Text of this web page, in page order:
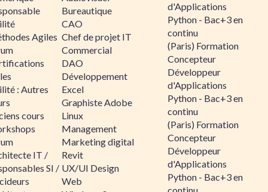
Agiles
: Autres
cours
IT /
SI /
Bureautique
CAO
Chef de projet IT
Commercial
DAO
Développement
Excel
Graphiste Adobe
Linux
Management
Marketing digital
Revit
UX/UI Design
Web
d'Applications
Python - Bac+3 en
continu
(Paris) Formation
Concepteur
Développeur
d'Applications
Python - Bac+3 en
continu
(Paris) Formation
Concepteur
Développeur
d'Applications
Python - Bac+3 en